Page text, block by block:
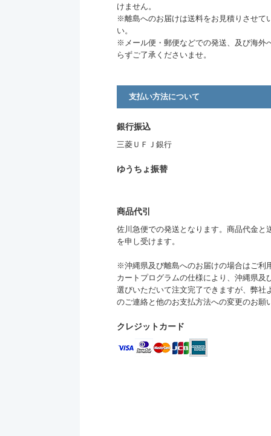
けません。
※離島へのお届けは送料をお見積りさせて
い。
※メール便・郵便などでの発送、及び海外
らずご了承くださいませ。
支払い方法について
銀行振込
三菱ＵＦＪ銀行
ゆうちょ振替
商品代引
佐川急便での発送となります。商品代金と
を申し受けます。
※沖縄県及び離島へのお届けの場合はご利
カートプログラムの仕様により、沖縄県及
選びいただいて注文完了できますが、弊社
のご連絡と他のお支払方法への変更のお
クレジットカード